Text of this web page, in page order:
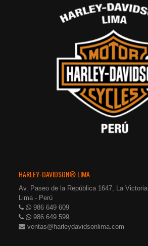
HARLEY-DAVIDSON® LIMA
Av. Paseo de la República 1647, La Victoria
Lima - Perú
986 649 609
986 649 599
ventas@harleydavidsonlima.com